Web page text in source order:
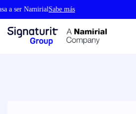
ser NamirialSabe más